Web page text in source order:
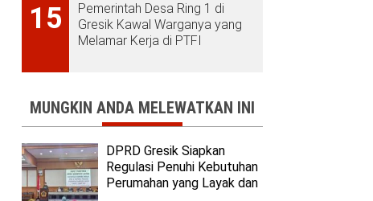
15
Pemerintah Desa Ring 1 di
Gresik Kawal Warganya yang
Melamar Kerja di PTFI
MUNGKIN ANDA MELEWATKAN INI
DPRD Gresik Siapkan
Regulasi Penuhi Kebutuhan
Perumahan yang Layak dan